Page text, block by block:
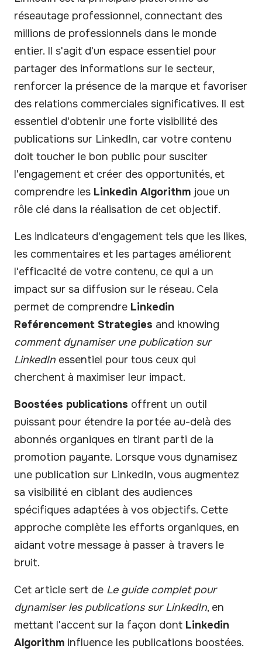
réseautage professionnel, connectant des
millions de professionnels dans le monde
entier. Il s'agit d'un espace essentiel pour
partager des informations sur le secteur,
renforcer la présence de la marque et favoriser
des relations commerciales significatives. Il est
essentiel d'obtenir une forte visibilité des
publications sur LinkedIn, car votre contenu
doit toucher le bon public pour susciter
l'engagement et créer des opportunités, et
comprendre les Linkedin Algorithm joue un
rôle clé dans la réalisation de cet objectif.
Les indicateurs d'engagement tels que les likes,
les commentaires et les partages améliorent
l'efficacité de votre contenu, ce qui a un
impact sur sa diffusion sur le réseau. Cela
permet de comprendre Linkedin
Reférencement Strategies and knowing
comment dynamiser une publication sur
LinkedIn essentiel pour tous ceux qui
cherchent à maximiser leur impact.
Boostées publications offrent un outil
puissant pour étendre la portée au-delà des
abonnés organiques en tirant parti de la
promotion payante. Lorsque vous dynamisez
une publication sur LinkedIn, vous augmentez
sa visibilité en ciblant des audiences
spécifiques adaptées à vos objectifs. Cette
approche complète les efforts organiques, en
aidant votre message à passer à travers le
bruit.
Cet article sert de Le guide complet pour
dynamiser les publications sur LinkedIn, en
mettant l'accent sur la façon dont Linkedin
Algorithm influence les publications boostées.